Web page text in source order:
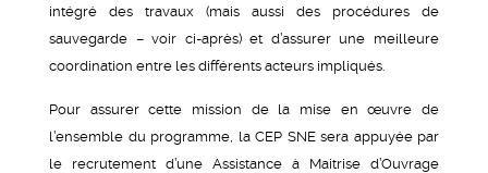
intégré des travaux (mais aussi des procédures de
sauvegarde – voir ci-après) et d’assurer une meilleure
coordination entre les différents acteurs impliqués.
Pour assurer cette mission de la mise en œuvre de
l’ensemble du programme, la CEP SNE sera appuyée par
le recrutement d’une Assistance à Maitrise d’Ouvrage